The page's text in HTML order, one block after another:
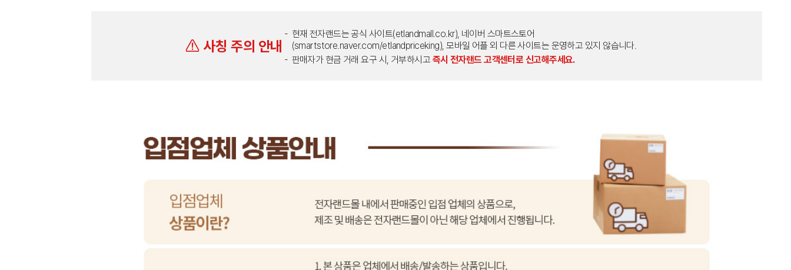
사칭 주의 안내
현재 전자랜드는 공식 사이트(etlandmall.co.kr), 네이버 스마트스토어
(smartstore.naver.com/etlandpriceking), 모바일 어플 외 다른 사이트는 운영하고 있지 않습니다.
판매자가 현금 거래 요구 시, 거부하시고 즉시 전자랜드 고객센터로 신고해주세요.